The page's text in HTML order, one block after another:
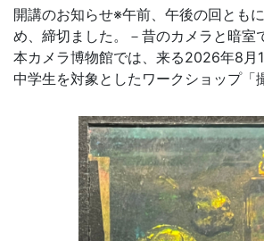
開講のお知らせ※午前、午後の回とも
め、締切ました。－昔のカメラと暗室
本カメラ博物館では、来る2026年8月
中学生を対象としたワークショップ「